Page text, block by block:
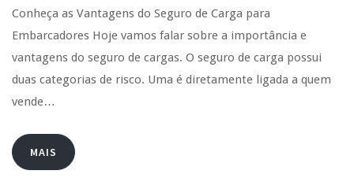
Conheça as Vantagens do Seguro de Carga para
Embarcadores Hoje vamos falar sobre a importância e
vantagens do seguro de cargas. O seguro de carga possui
duas categorias de risco. Uma é diretamente ligada a quem
vende…
MAIS